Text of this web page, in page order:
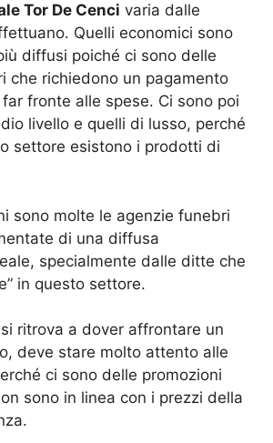
Tor De Cenci varia dalle
Quelli economici sono
diffusi poiché ci sono delle
che richiedono un pagamento
fronte alle spese. Ci sono poi
livello e quelli di lusso, perché
settore esistono i prodotti di
sono molte le agenzie funebri
di una diffusa
specialmente dalle ditte che
in questo settore.
ritrova a dover affrontare un
deve stare molto attento alle
ci sono delle promozioni
sono in linea con i prezzi della